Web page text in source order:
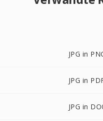
JPG in
JPG in
JPG in